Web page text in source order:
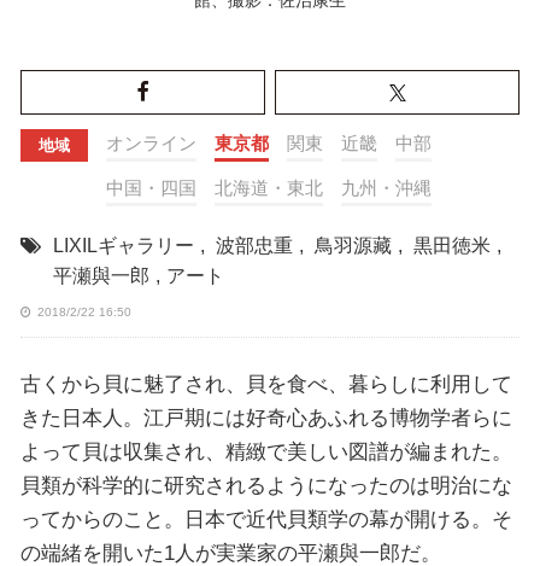
地域 オンライン 東京都 関東 近畿 中部
中国・四国 北海道・東北 九州・沖縄
LIXILギャラリー , 波部忠重 , 鳥羽源藏 , 黒田徳米 ,
平瀬與一郎 , アート
2018/2/22 16:50
古くから貝に魅了され、貝を食べ、暮らしに利用して
きた日本人。江戸期には好奇心あふれる博物学者らに
よって貝は収集され、精緻で美しい図譜が編まれた。
貝類が科学的に研究されるようになったのは明治にな
ってからのこと。日本で近代貝類学の幕が開ける。そ
の端緒を開いた1人が実業家の平瀬與一郎だ。